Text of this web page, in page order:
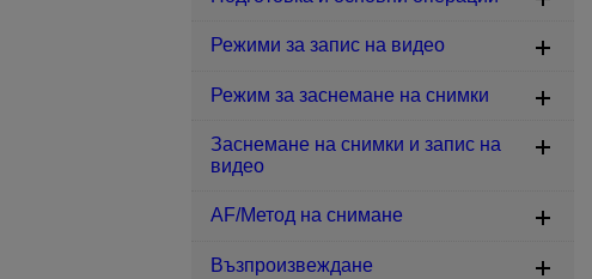
Режими за запис на видео
Режим за заснемане на снимки
Заснемане на снимки и запис на
видео
AF/Метод на снимане
Възпроизвеждане